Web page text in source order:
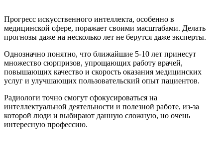
Прогресс искусственного интеллекта, особенно в
медицинской сфере, поражает своими масштабами. Делать
прогнозы даже на несколько лет не берутся даже эксперты.
Однозначно понятно, что ближайшие 5-10 лет принесут
множество сюрпризов, упрощающих работу врачей,
повышающих качество и скорость оказания медицинских
услуг и улучшающих пользовательский опыт пациентов.
Радиологи точно смогут сфокусироваться на
интеллектуальной деятельности и полезной работе, из-за
которой люди и выбирают данную сложную, но очень
интересную профессию.